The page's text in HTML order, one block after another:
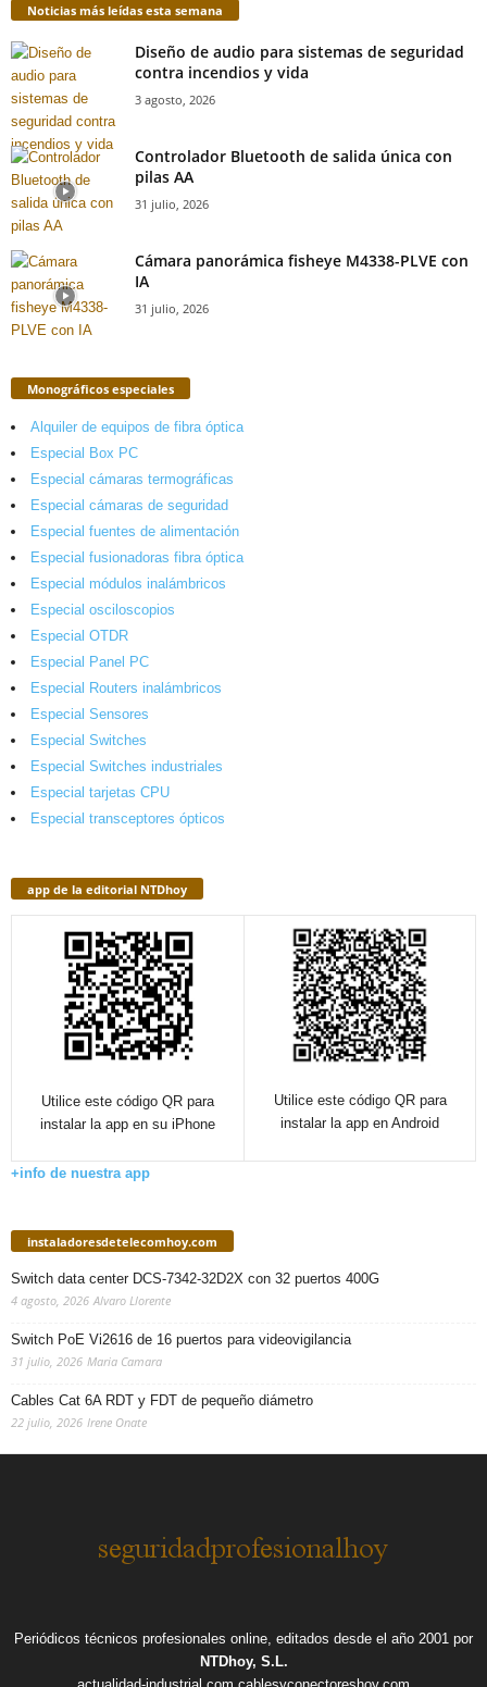
Noticias más leídas esta semana
Diseño de audio para sistemas de seguridad
contra incendios y vida
3 agosto, 2026
Controlador Bluetooth de salida única con
pilas AA
31 julio, 2026
Cámara panorámica fisheye M4338-PLVE con
IA
31 julio, 2026
Monográficos especiales
Alquiler de equipos de fibra óptica
Especial Box PC
Especial cámaras termográficas
Especial cámaras de seguridad
Especial fuentes de alimentación
Especial fusionadoras fibra óptica
Especial módulos inalámbricos
Especial osciloscopios
Especial OTDR
Especial Panel PC
Especial Routers inalámbricos
Especial Sensores
Especial Switches
Especial Switches industriales
Especial tarjetas CPU
Especial transceptores ópticos
app de la editorial NTDhoy
Utilice este código QR para
instalar la app en su iPhone
Utilice este código QR para
instalar la app en Android
+info de nuestra app
instaladoresdetelecomhoy.com
Switch data center DCS-7342-32D2X con 32 puertos 400G
4 agosto, 2026 Alvaro Llorente
Switch PoE Vi2616 de 16 puertos para videovigilancia
31 julio, 2026 Maria Camara
Cables Cat 6A RDT y FDT de pequeño diámetro
22 julio, 2026 Irene Onate
Periódicos técnicos profesionales online, editados desde el año 2001 por
NTDhoy, S.L.